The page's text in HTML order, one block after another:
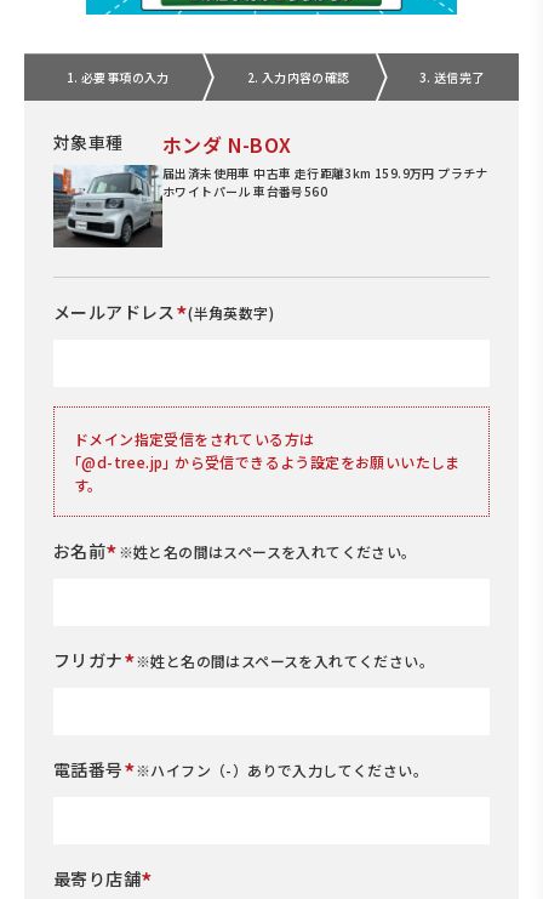
1. 必要事項の入力 2. 入力内容の確認 3. 送信完了
対象車種 ホンダ N-BOX
届出済未使用車 中古車 走行距離3km 159.9万円 プラチナ
ホワイトパール 車台番号560
メールアドレス *(半角英数字)
ドメイン指定受信をされている方は
｢@d-tree.jp｣ から受信できるよう設定をお願いいたしま
す。
お名前*※姓と名の間はスペースを入れてください。
フリガナ*※姓と名の間はスペースを入れてください。
電話番号*※ハイフン（-）ありで入力してください。
最寄り店舗*